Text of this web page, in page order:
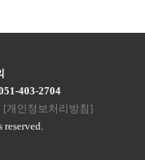
403-2704
[개인정보처리방침]